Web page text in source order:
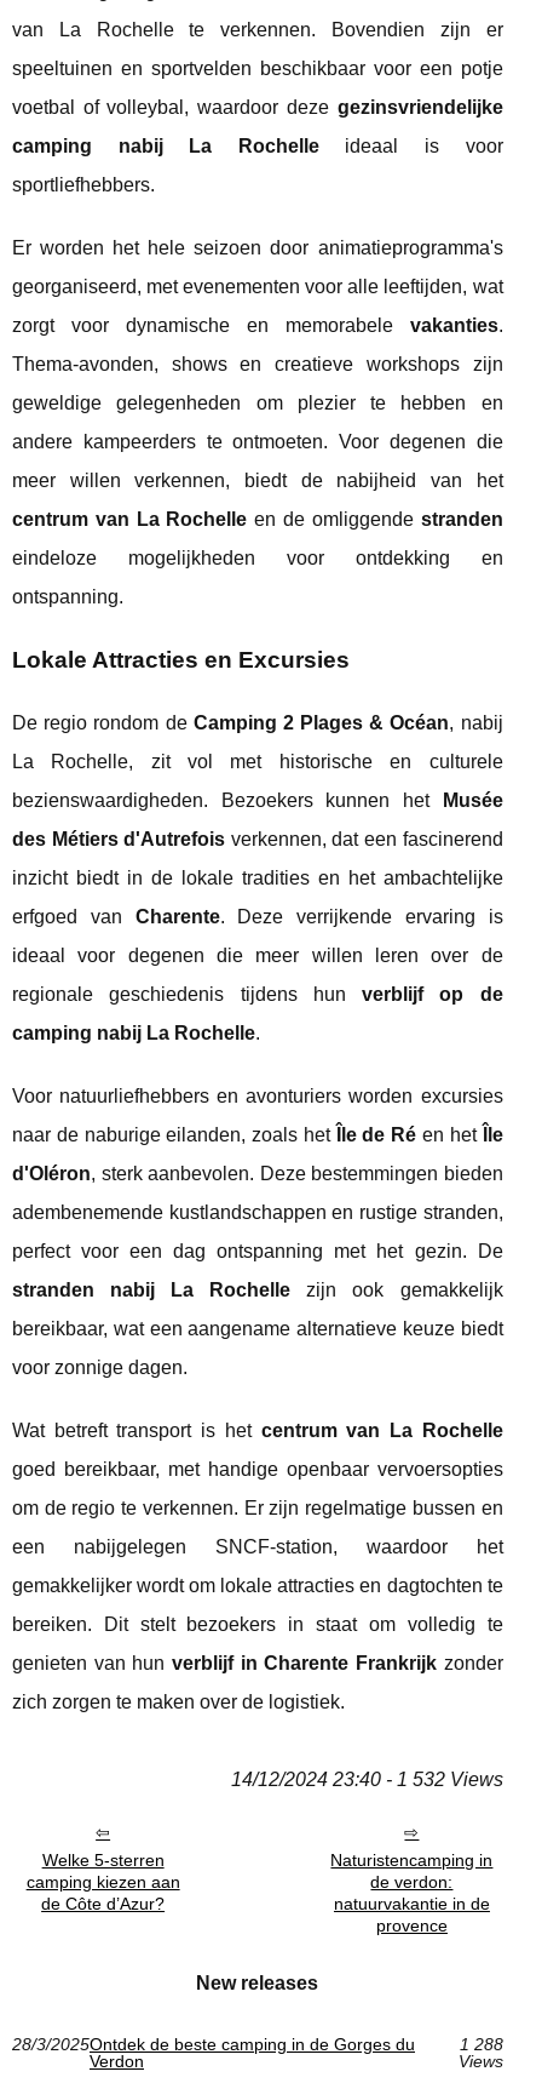
van La Rochelle te verkennen. Bovendien zijn er
speeltuinen en sportvelden beschikbaar voor een potje
voetbal of volleybal, waardoor deze gezinsvriendelijke
camping nabij La Rochelleideaal is voor
sportliefhebbers.
Er worden het hele seizoen door animatieprogramma's
georganiseerd, met evenementen voor alle leeftijden, wat
zorgt voor dynamische en memorabele vakanties.
Thema-avonden, shows en creatieve workshops zijn
geweldige gelegenheden om plezier te hebben en
andere kampeerders te ontmoeten. Voor degenen die
meer willen verkennen, biedt de nabijheid van het
centrum van La Rochelle en de omliggende stranden
eindeloze mogelijkheden voor ontdekking en
ontspanning.
Lokale Attracties en Excursies
De regio rondom de Camping 2 Plages & Océan, nabij
La Rochelle, zit vol met historische en culturele
bezienswaardigheden. Bezoekers kunnen het
Musée
des Métiers d'Autrefois verkennen, dat een fascinerend
inzicht biedt in de lokale tradities en het ambachtelijke
erfgoed van Charente. Deze verrijkende ervaring is
ideaal voor degenen die meer willen leren over de
regionale geschiedenis tijdens hunverblijf op de
camping nabij La Rochelle.
Voor natuurliefhebbers en avonturiers worden excursies
naar de naburige eilanden, zoals het
Île de Ré en het
Île
d'Oléron, sterk aanbevolen. Deze bestemmingen bieden
adembenemende kustlandschappen en rustige stranden,
perfect voor een dag ontspanning met het gezin. De
stranden nabij La Rochelle zijn ook gemakkelijk
bereikbaar, wat een aangename alternatieve keuze biedt
voor zonnige dagen.
Wat betreft transport is het centrum van La Rochelle
goed bereikbaar, met handige openbaar vervoersopties
om de regio te verkennen. Er zijn regelmatige bussen en
een nabijgelegen SNCF-station, waardoor het
gemakkelijker wordt om lokale attracties en dagtochten te
bereiken. Dit stelt bezoekers in staat om volledig te
genieten van hun verblijf in Charente Frankrijkzonder
zich zorgen te maken over de logistiek.
14/12/2024 23:40 - 1 532 Views
Welke 5-sterren
camping kiezen aan
de Côte d’Azur?
Naturistencamping in
de verdon:
natuurvakantie in de
provence
New releases
28/3/2025Ontdek de beste camping in de Gorges du
Verdon
1 288
Views